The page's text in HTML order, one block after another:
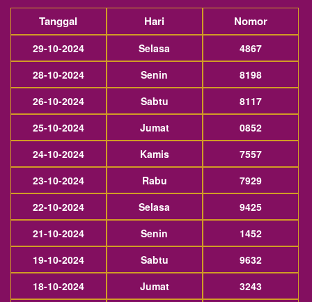
Tanggal Hari Nomor
29-10-2024 Selasa
4867
28-10-2024
Senin
8198
26-10-2024
Sabtu
8117
25-10-2024
Jumat
0852
24-10-2024
Kamis
7557
23-10-2024
Rabu
7929
22-10-2024
Selasa
9425
21-10-2024
Senin
1452
19-10-2024
Sabtu
9632
18-10-2024
Jumat 3243